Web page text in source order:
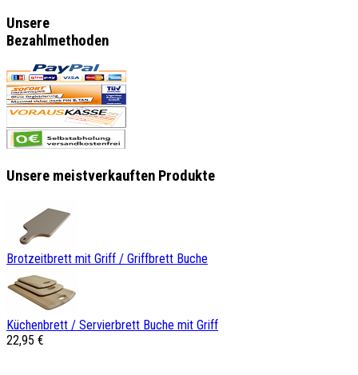
Unsere
Bezahlmethoden
Unsere meistverkauften Produkte
Brotzeitbrett mit Griff / Griffbrett Buche
Küchenbrett / Servierbrett Buche mit Griff
22,95 €